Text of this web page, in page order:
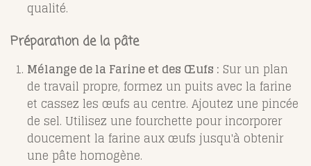
qualité.
Préparation de la pâte
Mélange de la Farine et des Œufs : Sur un plan
de travail propre, formez un puits avec la farine
et cassez les œufs au centre. Ajoutez une pincée
de sel. Utilisez une fourchette pour incorporer
doucement la farine aux œufs jusqu'à obtenir
une pâte homogène.